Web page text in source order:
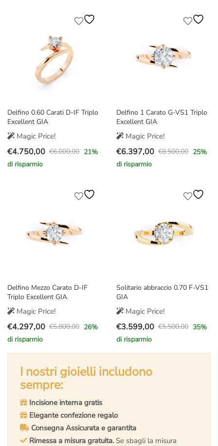
Delfino 0.60 Carati D-IF Triplo
Excellent GIA
Magic Price!
€6.000,00
Il
prezzo
€4.750,00
Il
prezzo
21%
di risparmio
Delfino 1 Carato G-VS1 Triplo
Excellent GIA
Magic Price!
€8.500,00
Il
prezzo
€6.397,00
Il
prezzo
25%
di risparmio
Delfino Mezzo Carato D-IF
Triplo Excellent GIA
Magic Price!
€5.800,00
Il
prezzo
originale
€5.800,00.
€4.297,00
Il
prezzo
attuale
€4.297,00.
26%
di risparmio
Solitario abbraccio 0.70 F-VS1
GIA
Magic Price!
€5.500,00
Il
prezzo
originale
era:
€3.599,00
Il
prezzo
attuale
è:
35%
di risparmio
I nostri gioielli includono
sempre:
Incisione interna gratis
Elegante confezione regalo
Consegna Assicurata e garantita
Rimessa a misura gratuita. Se sbagli la misura